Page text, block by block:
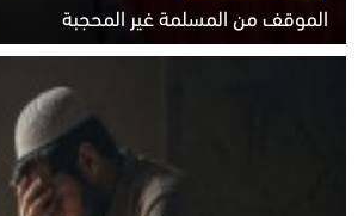
الموقف من المسلمة غير المحجبة
الخميس 6 أغسطس 2026 10:45 ص